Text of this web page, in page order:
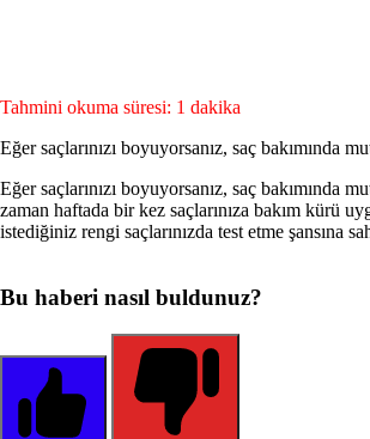
Tahmini okuma süresi: 1 dakika
Eğer saçlarınızı boyuyorsanız, saç bakımında
Eğer saçlarınızı boyuyorsanız, saç bakımında
zaman haftada bir kez saçlarınıza bakım kürü
istediğiniz rengi saçlarınızda test etme şansına
Bu haberi nasıl buldunuz?